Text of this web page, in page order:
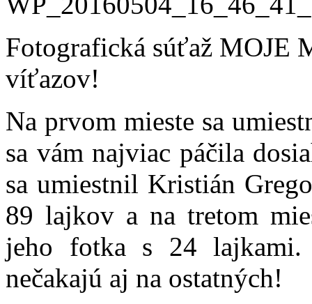
Fotografická súťaž MOJE
víťazov!
Na prvom mieste sa
sa vám najviac páčila
sa umiestnil Kristián
89 lajkov a na tretom
jeho fotka s 24 lajkami.
nečakajú aj na ostatných!